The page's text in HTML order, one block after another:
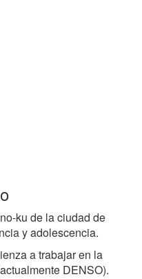
ku de la ciudad de
y adolescencia.
a trabajar en la
DENSO).